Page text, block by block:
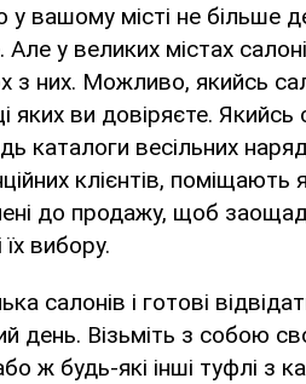
у вашому місті не більше
у великих містах
з них. Можливо, якийсь
яких ви довіряєте.
каталоги весільних
клієнтів, поміщають
до продажу, щоб
вибору.
салонів і готові
день. Візьміть з собою
ж будь-які інші туфлі з